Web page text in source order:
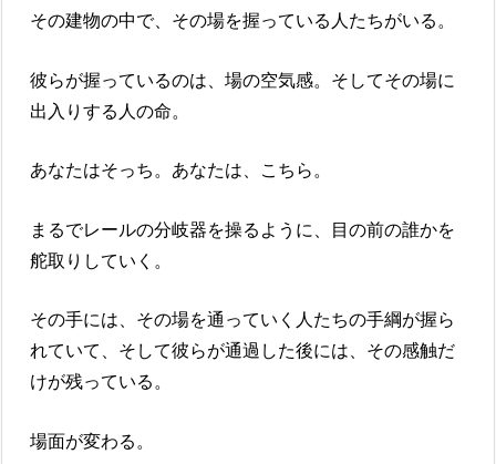
その建物の中で、その場を握っている人たちがいる。
彼らが握っているのは、場の空気感。そしてその場に
出入りする人の命。
あなたはそっち。あなたは、こちら。
まるでレールの分岐器を操るように、目の前の誰かを
舵取りしていく。
その手には、その場を通っていく人たちの手綱が握ら
れていて、そして彼らが通過した後には、その感触だ
けが残っている。
場面が変わる。